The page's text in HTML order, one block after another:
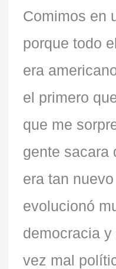
Comimos en
porque todo
era
el primero
que me
gente sacara
era tan
evolucionó
democracia
vez mal